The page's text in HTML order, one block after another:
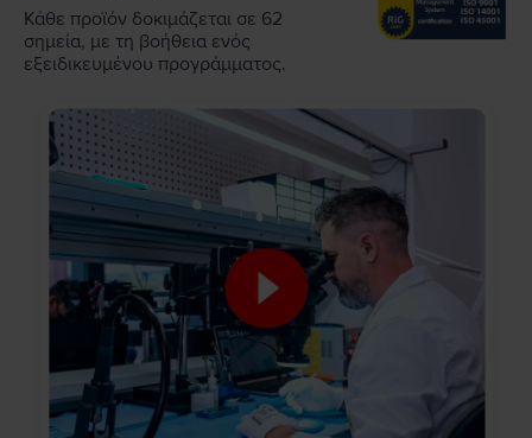
Κάθε προϊόν δοκιμάζεται σε 62
σημεία, με τη βοήθεια ενός
εξειδικευμένου προγράμματος.